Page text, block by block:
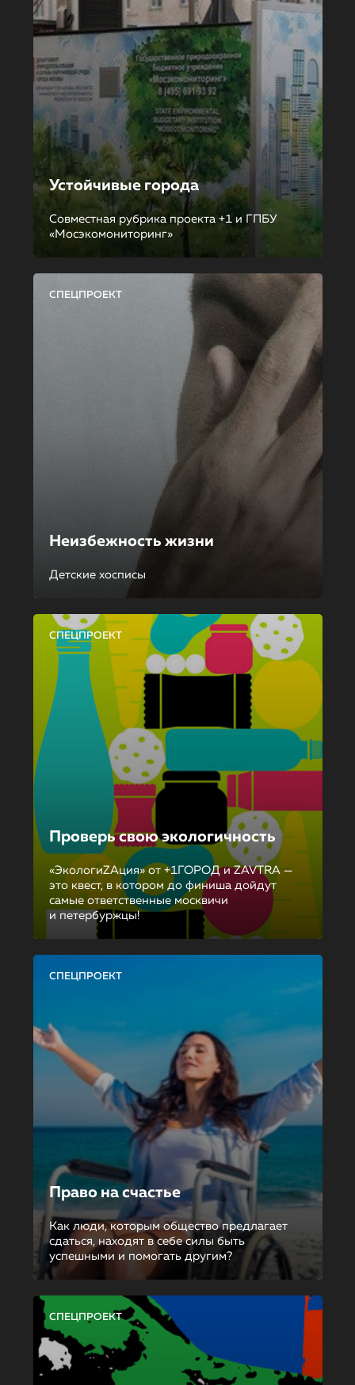
Устойчивые города
Совместная рубрика проекта +1 и ГПБУ
«Мосэкомониторинг»
СПЕЦПРОЕКТ
Неизбежность жизни
Детские хосписы
СПЕЦПРОЕКТ
Проверь свою экологичность
«ЭкологиZAция» от +1ГОРОД и ZAVTRA —
это квест, в котором до финиша дойдут
самые ответственные москвичи
и петербуржцы!
СПЕЦПРОЕКТ
Право на счастье
Как люди, которым общество предлагает
сдаться, находят в себе силы быть
успешными и помогать другим?
СПЕЦПРОЕКТ